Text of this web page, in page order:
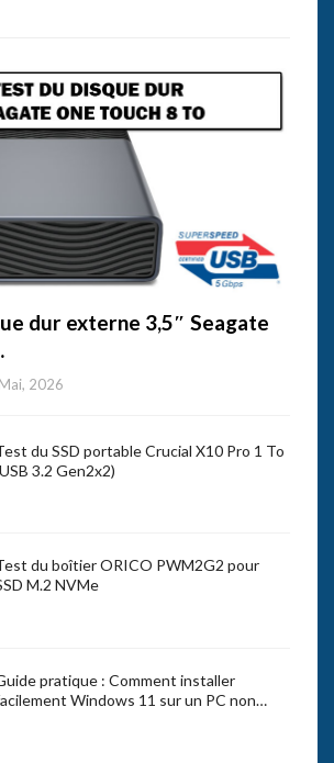
dur externe 3,5″ Seagate
2026
du SSD portable Crucial X10 Pro 1 To
3.2 Gen2x2)
du boîtier ORICO PWM2G2 pour
M.2 NVMe
pratique : Comment installer
Windows 11 sur un PC non…